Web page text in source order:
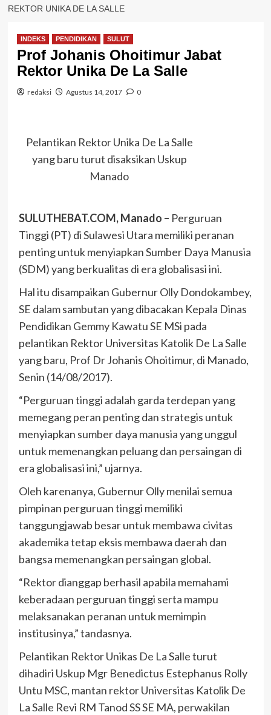
REKTOR UNIKA DE LA SALLE
INDEKS PENDIDIKAN SULUT
Prof Johanis Ohoitimur Jabat
Rektor Unika De La Salle
redaksi Agustus 14, 2017 0
Pelantikan Rektor Unika De La Salle
yang baru turut disaksikan Uskup
Manado
SULUTHEBAT.COM, Manado – Perguruan
Tinggi (PT) di Sulawesi Utara memiliki peranan
penting untuk menyiapkan Sumber Daya Manusia
(SDM) yang berkualitas di era globalisasi ini.
Hal itu disampaikan Gubernur Olly Dondokambey,
SE dalam sambutan yang dibacakan Kepala Dinas
Pendidikan Gemmy Kawatu SE MSi pada
pelantikan Rektor Universitas Katolik De La Salle
yang baru, Prof Dr Johanis Ohoitimur, di Manado,
Senin (14/08/2017).
“Perguruan tinggi adalah garda terdepan yang
memegang peran penting dan strategis untuk
menyiapkan sumber daya manusia yang unggul
untuk memenangkan peluang dan persaingan di
era globalisasi ini,” ujarnya.
Oleh karenanya, Gubernur Olly menilai semua
pimpinan perguruan tinggi memiliki
tanggungjawab besar untuk membawa civitas
akademika tetap eksis membawa daerah dan
bangsa memenangkan persaingan global.
“Rektor dianggap berhasil apabila memahami
keberadaan perguruan tinggi serta mampu
melaksanakan peranan untuk memimpin
institusinya,” tandasnya.
Pelantikan Rektor Unikas De La Salle turut
dihadiri Uskup Mgr Benedictus Estephanus Rolly
Untu MSC, mantan rektor Universitas Katolik De
La Salle Revi RM Tanod SS SE MA, perwakilan